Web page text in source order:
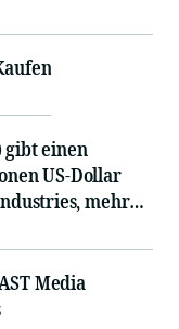
gibt einen
US-Dollar
mehr
WLD-Token
Media